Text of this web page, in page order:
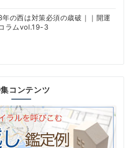
の西は対策必須の歳破｜｜開運
ラムvol.19-3
コンテンツ